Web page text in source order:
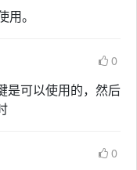
。
0
是可以使用的，然后
0